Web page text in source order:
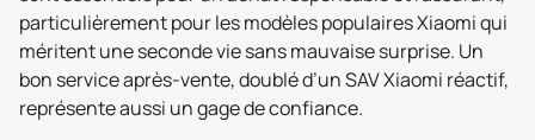
particulièrement pour les modèles populaires Xiaomi qui
méritent une seconde vie sans mauvaise surprise. Un
bon service après-vente, doublé d’un SAV Xiaomi réactif,
représente aussi un gage de confiance.